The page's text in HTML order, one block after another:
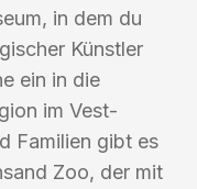
in dem du
Künstler
ein in die
im Vest-
Familien gibt es
Zoo, der mit